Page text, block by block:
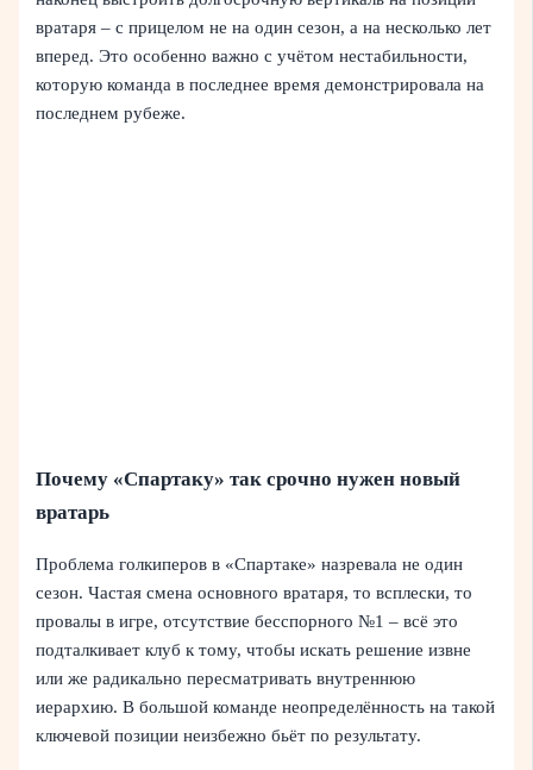
вратаря – с прицелом не на один сезон, а на несколько лет
вперед. Это особенно важно с учётом нестабильности,
которую команда в последнее время демонстрировала на
последнем рубеже.
Почему «Спартаку» так срочно нужен новый
вратарь
Проблема голкиперов в «Спартаке» назревала не один
сезон. Частая смена основного вратаря, то всплески, то
провалы в игре, отсутствие бесспорного №1 – всё это
подталкивает клуб к тому, чтобы искать решение извне
или же радикально пересматривать внутреннюю
иерархию. В большой команде неопределённость на такой
ключевой позиции неизбежно бьёт по результату.